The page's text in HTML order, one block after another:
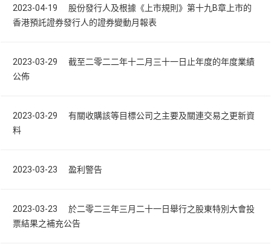
2023-04-19 股份發行人及根據《上市規則》第十九B章上市的
香港預託證券發行人的證券變動月報表
2023-03-29 截至二零二二年十二月三十一日止年度的年度業績
公佈
2023-03-29 有關收購該等目標公司之主要及關連交易之更新資
料
2023-03-23 盈利警告
2023-03-23 於二零二三年三月二十一日舉行之股東特別大會投
票結果之補充公告